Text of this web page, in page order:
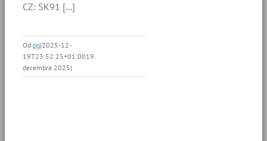
CZ: SK91 [...]
Od pg|2025-12-
19T23:52:25+01:0019.
decembra 2025|